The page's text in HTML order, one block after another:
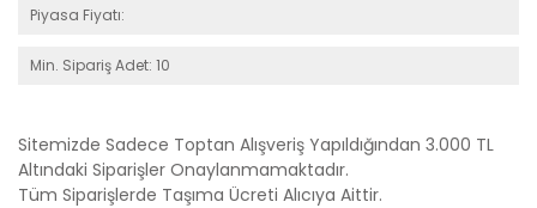
Piyasa Fiyatı:
Min. Sipariş Adet: 10
Sitemizde Sadece Toptan Alışveriş Yapıldığından 3.000 TL
Altındaki Siparişler Onaylanmamaktadır.
Tüm Siparişlerde Taşıma Ücreti Alıcıya Aittir.